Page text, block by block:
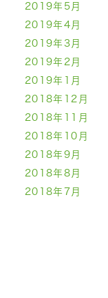
2019年5月
2019年4月
2019年3月
2019年2月
2019年1月
2018年12月
2018年11月
2018年10月
2018年9月
2018年8月
2018年7月